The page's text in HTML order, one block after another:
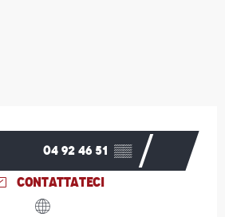
04 92 46 51 ▒▒
CONTATTATECI